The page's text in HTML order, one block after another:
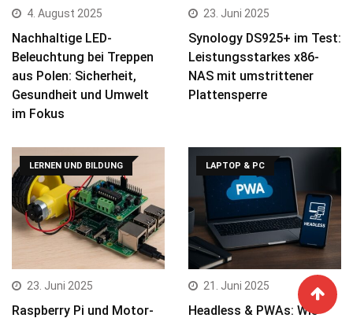
4. August 2025
Nachhaltige LED-
Beleuchtung bei Treppen
aus Polen: Sicherheit,
Gesundheit und Umwelt
im Fokus
23. Juni 2025
Synology DS925+ im Test:
Leistungsstarkes x86-
NAS mit umstrittener
Plattensperre
LERNEN UND BILDUNG
23. Juni 2025
Raspberry Pi und Motor-
LAPTOP & PC
21. Juni 2025
Headless & PWAs: Wie